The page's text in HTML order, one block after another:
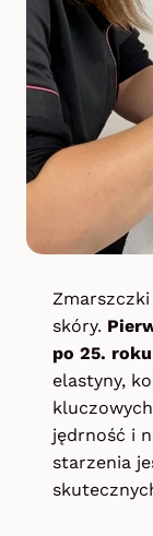
skóry.
po 25.
elastyny,
jędrność i
starzenia